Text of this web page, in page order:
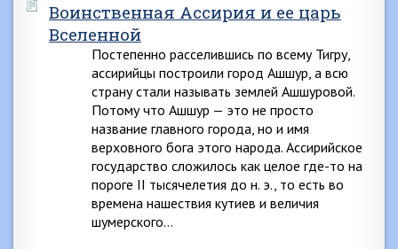
Воинственная Ассирия и ее царь
Вселенной
Постепенно расселившись по всему Тигру,
ассирийцы построили город Ашшур, а всю
страну стали называть землей Ашшуровой.
Потому что Ашшур — это не просто
название главного города, но и имя
верховного бога этого народа. Ассирийское
государство сложилось как целое где-то на
пороге II тысячелетия до н. э., то есть во
времена нашествия кутиев и величия
шумерского…